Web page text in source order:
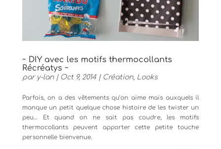
~ DIY avec les motifs thermocollants
Récréatys ~
par y-lan| Oct 9, 2014| Création, Looks
Parfois, on a des vêtements qu’on aime mais auxquels il
manque un petit quelque chose histoire de les twister un
peu… Et quand on ne sait pas coudre, les motifs
thermocollants peuvent apporter cette petite touche
personnelle bienvenue.